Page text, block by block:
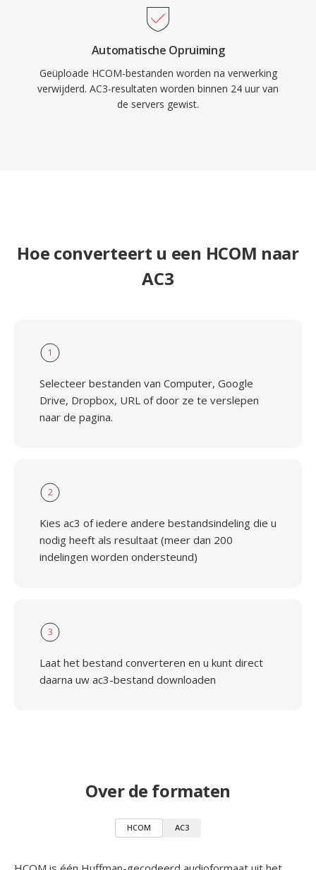
Automatische Opruiming
Geüploade HCOM-bestanden worden na verwerking
verwijderd. AC3-resultaten worden binnen 24 uur van
de servers gewist.
Hoe converteert u een HCOM naar
AC3
1
Selecteer bestanden van Computer, Google
Drive, Dropbox, URL of door ze te verslepen
naar de pagina.
2
Kies ac3 of iedere andere bestandsindeling die u
nodig heeft als resultaat (meer dan 200
indelingen worden ondersteund)
3
Laat het bestand converteren en u kunt direct
daarna uw ac3-bestand downloaden
Over de formaten
HCOM AC3